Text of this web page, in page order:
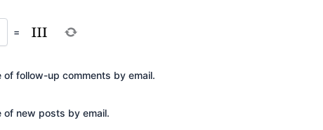
=
of follow-up comments by email.
of new posts by email.